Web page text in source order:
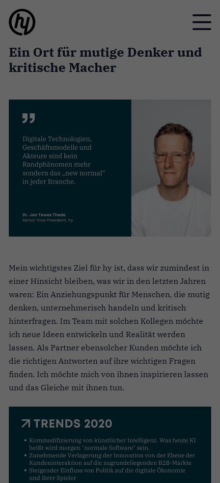
Toggle
Ein Ort für mutige Denker und
kritische Macher
Mein wichtigstes Ziel für hy ist, dass wir zumindest in
einer Hinsicht bleiben, was wir in den letzten Jahren
waren: Ein Anziehungspunkt für Menschen, die mutig
denken, unternehmerisch handeln und kritisch
hinterfragen. Im Team mit solchen Kollegen möchte
ich neue Ideen entwickeln und Realität werden
lassen. Als Partner ebensolcher Kunden möchte ich
die richtigen Antworten auf ihre wichtigen Fragen
finden. Ich möchte mich von ihnen inspirieren lassen
und das Gleiche mit ihnen tun.